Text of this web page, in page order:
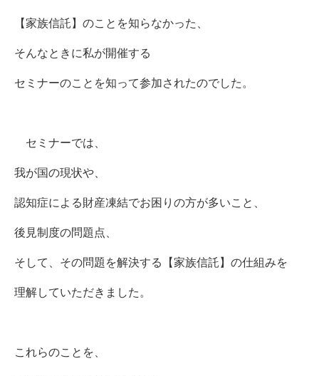
【家族信託】のことを知らなかった、
そんなときに私が開催する
セミナーのことを知って参加されたのでした。
セミナーでは、
我が国の現状や、
認知症による財産凍結でお困りの方が多いこと、
後見制度の問題点、
そして、その問題を解決する【家族信託】の仕組みを
理解していただきました。
これらのことを、